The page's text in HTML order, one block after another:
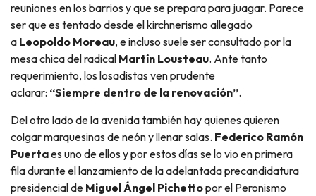
reuniones en los barrios y que se prepara para juagar. Parece
ser que es tentado desde el kirchnerismo allegado
a Leopoldo Moreau, e incluso suele ser consultado por la
mesa chica del radical Martín Lousteau. Ante tanto
requerimiento, los losadistas ven prudente
aclarar: “Siempre dentro de la renovación”.
Del otro lado de la avenida también hay quienes quieren
colgar marquesinas de neón y llenar salas. Federico Ramón
Puertaes uno de ellos y por estos días se lo vio en primera
fila durante el lanzamiento de la adelantada precandidatura
presidencial de Miguel Ángel Pichettopor el Peronismo